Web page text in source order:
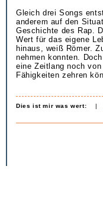
Gleich drei Songs
anderem auf den
Geschichte des Rap.
Wert für das eigene
hinaus, weiß Römer.
nehmen konnten.
eine Zeitlang noch
Fähigkeiten zehren
Dies ist mir was wert: